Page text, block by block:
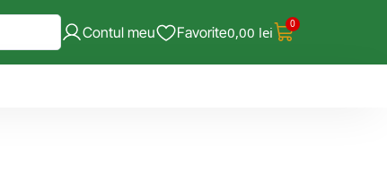
Contul meu Favorite0,00 lei 0